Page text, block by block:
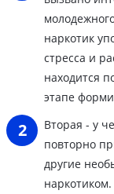
наркотик
стресса и
находится
этапе
Вторая - у
повторно
другие